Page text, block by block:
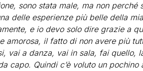
sono stata male, ma non
delle esperienze più belle della
e io devo solo dire grazie a
amorosa, il fatto di non avere più
vai a danza, vai in sala, fai quello,
capo. Quindi c’è voluto un